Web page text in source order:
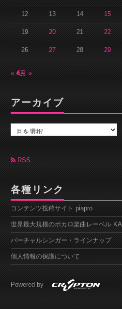
12 13 14 15
19 20 21 22
26 27 28 29
« 4月6月 »
アーカイブ
カ
ブ RSS
各種リンク
コンテンツ投稿サイト piapro
世界最大規模のボカロ楽曲レーベル
バーチャルシンガー・ラインナップ
個人情報の保護について
Powered by